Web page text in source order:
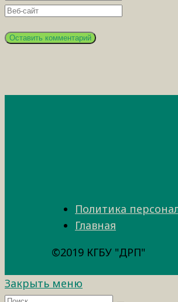
Политика
Главная
©2019 КГБУ "ДРП"
Закрыть меню